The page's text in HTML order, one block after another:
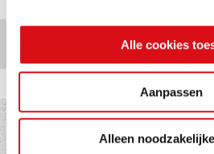
Alle cookies
Aanpassen
Alleen